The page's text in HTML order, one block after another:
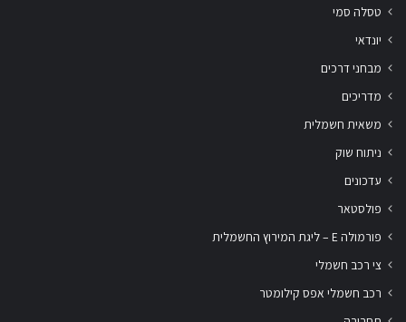
טסלה סמי
יונדאי
מבחני דרכים
מדריכים
משאית חשמלית
ניתוח שוק
עדכונים
פולסטאר
פורמולה E – ליגת המירוץ החשמלית
צי רכב חשמלי
רכב חשמלי אפס קילומטר